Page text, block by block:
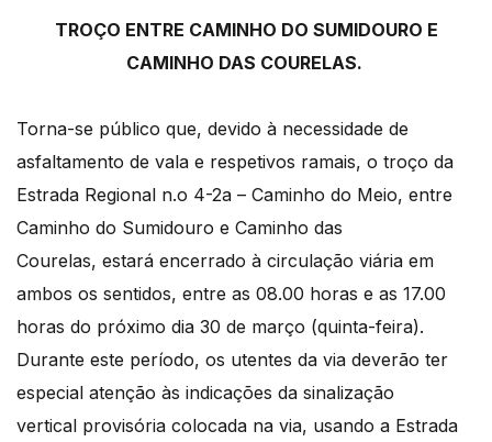
TROÇO ENTRE CAMINHO DO SUMIDOURO E
CAMINHO DAS COURELAS.
Torna-se público que, devido à necessidade de
asfaltamento de vala e respetivos ramais, o troço da
Estrada Regional n.o 4-2a – Caminho do Meio, entre
Caminho do Sumidouro e Caminho das
Courelas, estará encerrado à circulação viária em
ambos os sentidos, entre as 08.00 horas e as 17.00
horas do próximo dia 30 de março (quinta-feira).
Durante este período, os utentes da via deverão ter
especial atenção às indicações da sinalização
vertical provisória colocada na via, usando a Estrada